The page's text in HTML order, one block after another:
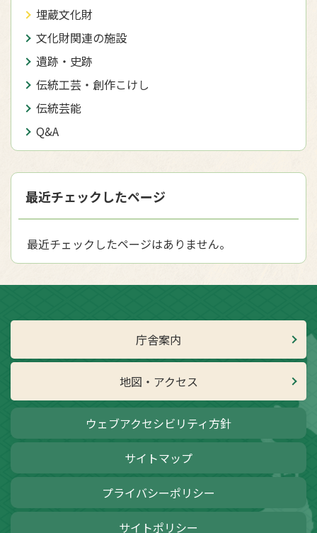
埋蔵文化財
文化財関連の施設
遺跡・史跡
伝統工芸・創作こけし
伝統芸能
Q&A
最近チェックしたページ
最近チェックしたページはありません。
庁舎案内
地図・アクセス
ウェブアクセシビリティ方針
サイトマップ
プライバシーポリシー
サイトポリシー